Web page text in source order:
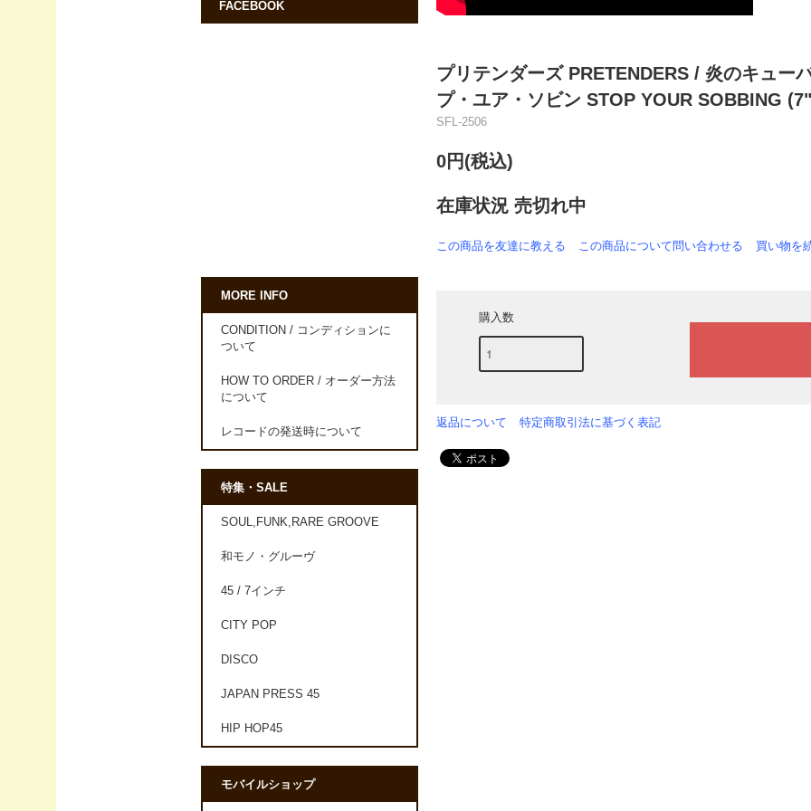
プリテンダーズ PRETENDERS / 炎のキュー
プ・ユア・ソビン STOP YOUR SOBBING
SFL-2506
0円(税込)
在庫状況 売切れ中
この商品を友達に教える この商品について問い合わせる 買い物を
購入数
返品について 特定商取引法に基づく表記
FACEBOOK
MORE INFO
CONDITION / コンディションに
ついて
HOW TO ORDER / オーダー方法
について
レコードの発送時について
特集・SALE
SOUL,FUNK,RARE GROOVE
和モノ・グルーヴ
45 / 7インチ
CITY POP
DISCO
JAPAN PRESS 45
HIP HOP45
モバイルショップ